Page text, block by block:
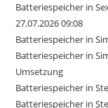
Batteriespeicher in
27.07.2026 09:08
Batteriespeicher in
Batteriespeicher in
Umsetzung
Batteriespeicher in
Batteriespeicher in